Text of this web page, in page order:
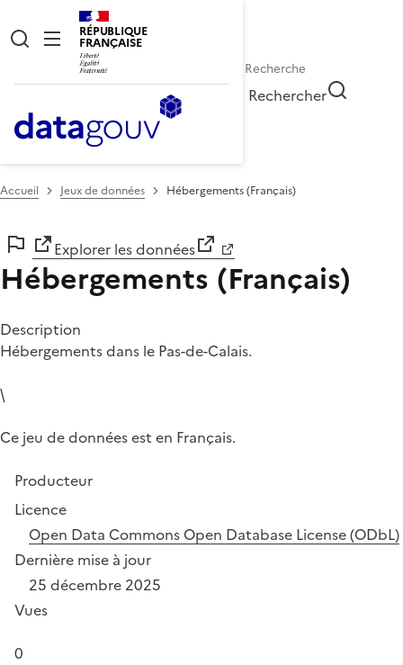
RÉPUBLIQUE
FRANÇAISE
Rechercher
Accueil Jeux de données Hébergements (Français)
Explorer les données
Hébergements (Français)
Description
Hébergements dans le Pas-de-Calais.
\
Ce jeu de données est en Français.
Producteur
Licence
Open Data Commons Open Database License (ODbL)
Dernière mise à jour
25 décembre 2025
Vues
0